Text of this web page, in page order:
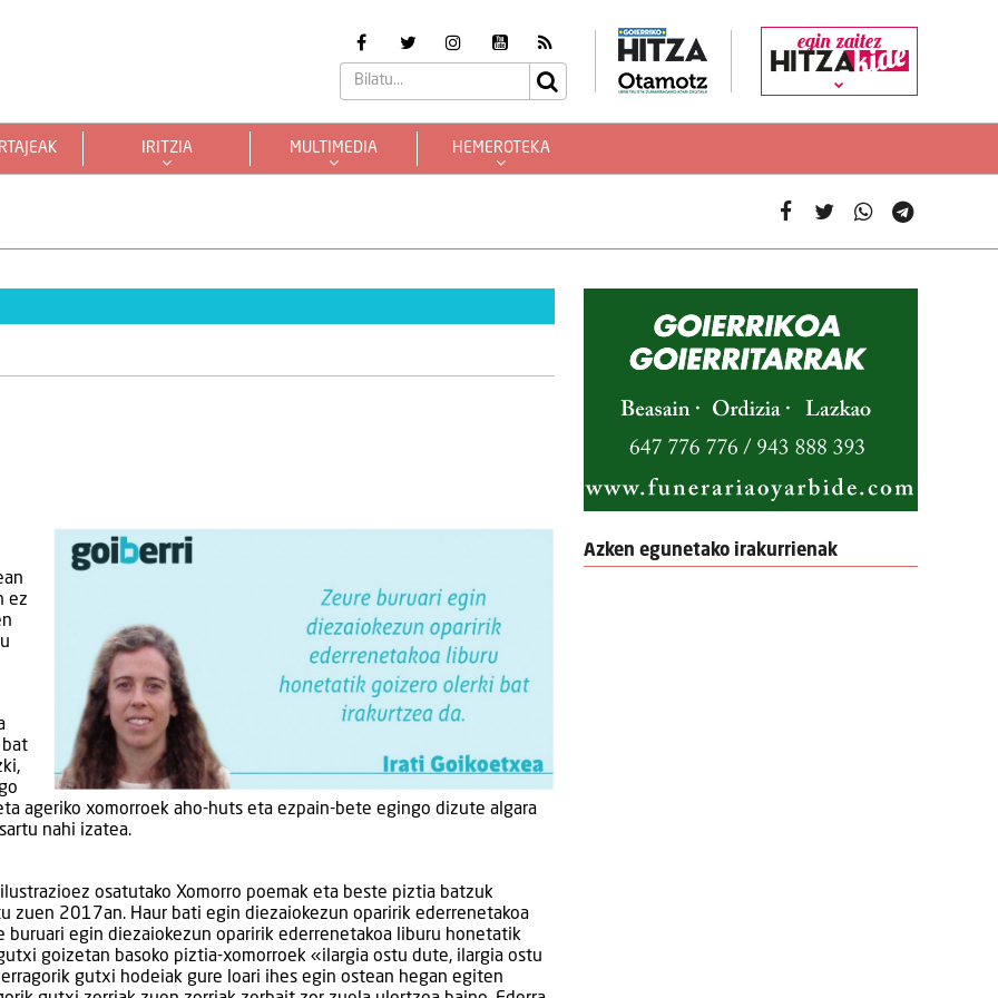
egin zaitez
IRITZIA MULTIMEDIA HEMEROTEKA
ez
bat
ageriko xomorroek aho-huts eta ezpain-bete egingo dizute algara
nahi izatea.
osatutako Xomorro poemak eta beste piztia batzuk
zuen 2017an. Haur bati egin diezaiokezun oparirik ederrenetakoa
buruari egin diezaiokezun oparirik ederrenetakoa liburu honetatik
goizetan basoko piztia-xomorroek «ilargia ostu dute, ilargia ostu
gutxi hodeiak gure loari ihes egin ostean hegan egiten
Azken egunetako irakurrienak